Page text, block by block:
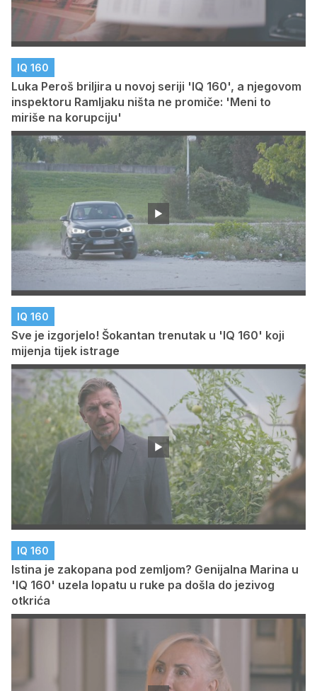
IQ 160
Luka Peroš briljira u novoj seriji 'IQ 160', a njegovom
inspektoru Ramljaku ništa ne promiče: 'Meni to
miriše na korupciju'
IQ 160
Sve je izgorjelo! Šokantan trenutak u 'IQ 160' koji
mijenja tijek istrage
IQ 160
Istina je zakopana pod zemljom? Genijalna Marina u
'IQ 160' uzela lopatu u ruke pa došla do jezivog
otkrića